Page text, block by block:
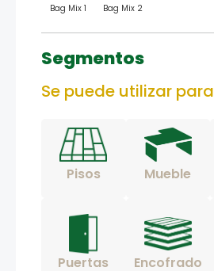
Bag Mix 1
Bag Mix 2
Segmentos
Se puede utilizar para
Pisos Mueble
Puertas Encofrado